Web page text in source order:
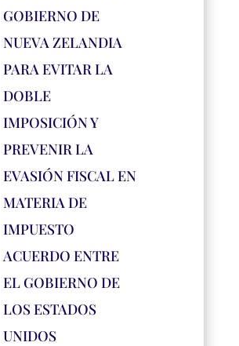
GOBIERNO DE
NUEVA ZELANDIA
PARA EVITAR LA
DOBLE
IMPOSICIÓN Y
PREVENIR LA
EVASIÓN FISCAL EN
MATERIA DE
IMPUESTO
ACUERDO ENTRE
EL GOBIERNO DE
LOS ESTADOS
UNIDOS